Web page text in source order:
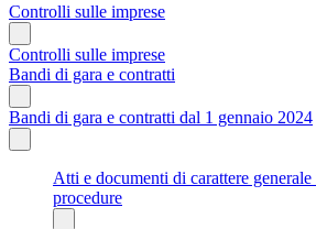
Controlli sulle imprese
Controlli sulle imprese
Bandi di gara e contratti
Bandi di gara e contratti dal 1 gennaio 2024
Atti e documenti di carattere
procedure